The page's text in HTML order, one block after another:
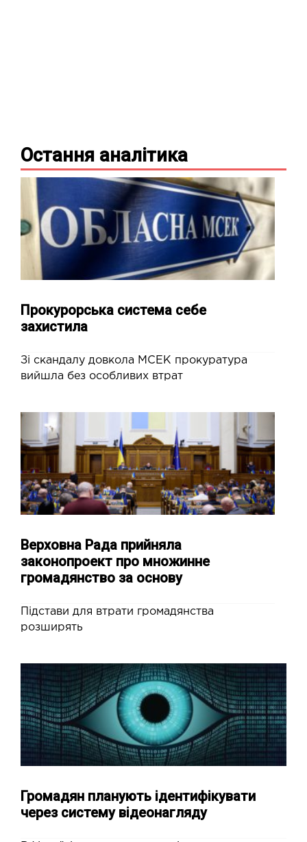
Остання аналітика
Прокурорська система себе
захистила
Зі скандалу довкола МСЕК прокуратура
вийшла без особливих втрат
Верховна Рада прийняла
законопроект про множинне
громадянство за основу
Підстави для втрати громадянства
розширять
Громадян планують ідентифікувати
через систему відеонагляду